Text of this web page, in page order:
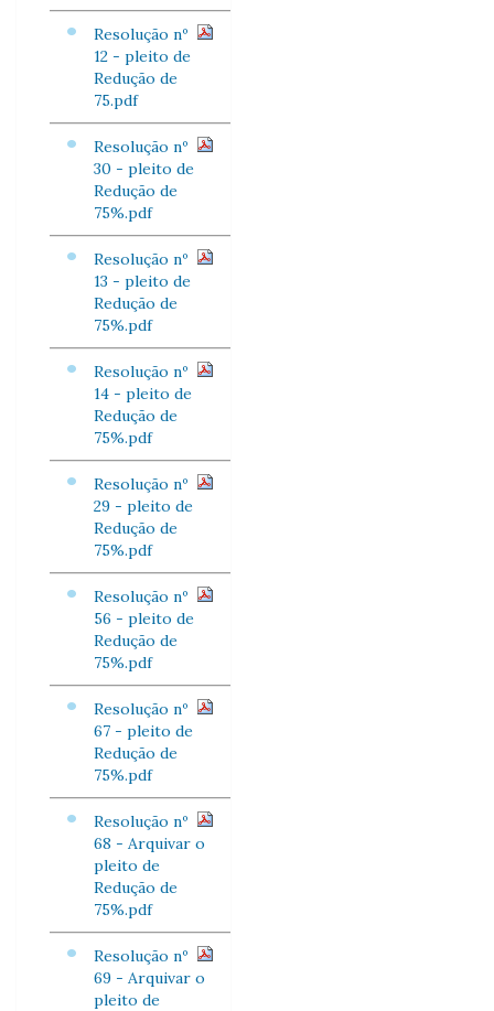
Resolução nº
12 - pleito de
Redução de
75.pdf
Resolução nº
30 - pleito de
Redução de
75%.pdf
Resolução nº
13 - pleito de
Redução de
75%.pdf
Resolução nº
14 - pleito de
Redução de
75%.pdf
Resolução nº
29 - pleito de
Redução de
75%.pdf
Resolução nº
56 - pleito de
Redução de
75%.pdf
Resolução nº
67 - pleito de
Redução de
75%.pdf
Resolução nº
68 - Arquivar o
pleito de
Redução de
75%.pdf
Resolução nº
69 - Arquivar o
pleito de